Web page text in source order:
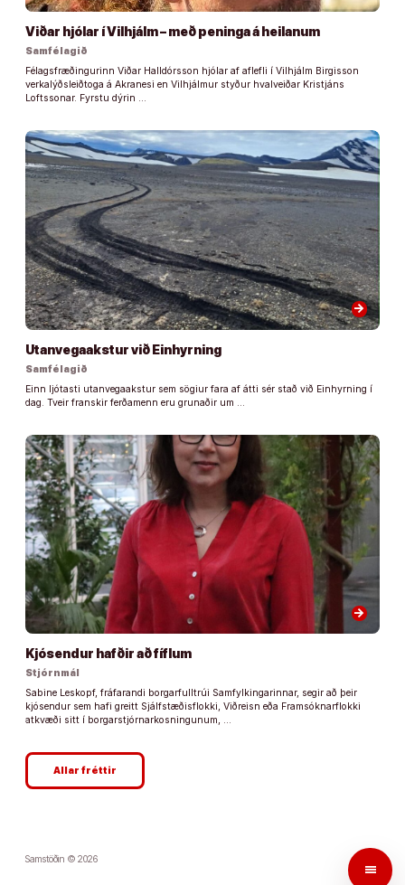
menu
Viðar hjólar í Vilhjálm – með peninga á heilanum
Samfélagið
Félagsfræðingurinn Viðar Halldórsson hjólar af aflefli í Vilhjálm Birgisson
verkalýðsleiðtoga á Akranesi en Vilhjálmur styður hvalveiðar Kristjáns
Loftssonar. Fyrstu dýrin …
arrow_forward
Utanvegaakstur við Einhyrning
Samfélagið
Einn ljótasti utanvegaakstur sem sögiur fara af átti sér stað við Einhyrning í
dag. Tveir franskir ferðamenn eru grunaðir um …
arrow_forward
Kjósendur hafðir að fíflum
Stjórnmál
Sabine Leskopf, fráfarandi borgarfulltrúi Samfylkingarinnar, segir að þeir
kjósendur sem hafi greitt Sjálfstæðisflokki, Viðreisn eða Framsóknarflokki
atkvæði sitt í borgarstjórnarkosningunum, …
Allar fréttir
Samstöðin © 2026